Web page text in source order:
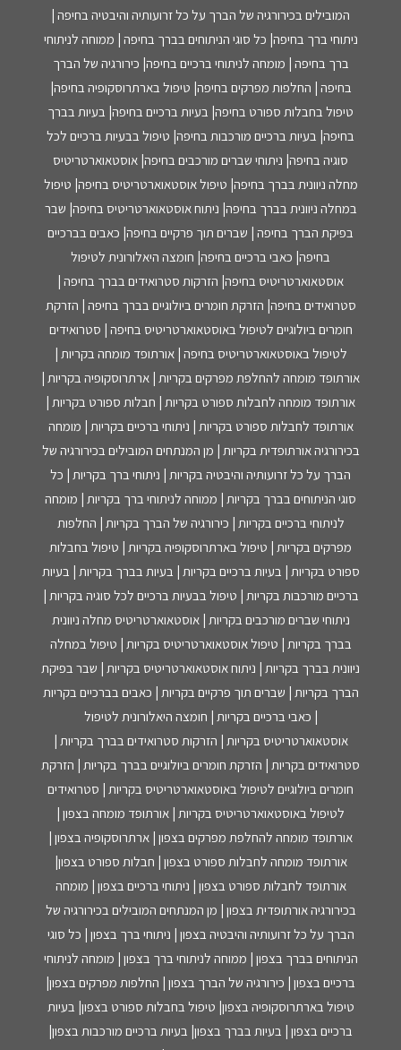
המובילים בכירורגיה של הברך על כל זרועותיה והיבטיה בחיפה |
ניתוחי ברך בחיפה| כל סוגי הניתוחים בברך בחיפה | ממוחה לניתוחי
ברך בחיפה | מומחה לניתוחי ברכיים בחיפה| כירורגיה של הברך
בחיפה | החלפות מפרקים בחיפה| טיפול בארתרוסקופיה בחיפה|
טיפול בחבלות ספורט בחיפה| בעיות ברכיים בחיפה| בעיות בברך
בחיפה| בעיות ברכיים מורכבות בחיפה| טיפול בבעיות ברכיים לכל
סוגיה בחיפה| ניתוחי שברים מורכבים בחיפה| אוסטאוארטריטיס
מחלה ניוונית בברך בחיפה| טיפול אוסטאוארטריטיס בחיפה| טיפול
במחלה ניוונית בברך בחיפה| ניתוח אוסטאוארטריטיס בחיפה| שבר
בפיקת הברך בחיפה | שברים תוך פרקיים בחיפה| כאבים בברכיים
בחיפה| כאבי ברכיים בחיפה| חומצה היאלורונית לטיפול
אוסטאוארטריטיס בחיפה| הזרקות סטרואידים בברך בחיפה |
סטרואידים בחיפה| הזרקת חומרים ביולוגיים בברך בחיפה | הזרקת
חומרים ביולוגיים לטיפול באוסטאוארטריטיס בחיפה | סטרואידים
לטיפול באוסטאוארטריטיס בחיפה | אורתופד מומחה בקריות |
אורתופד מומחה להחלפת מפרקים בקריות | ארתרוסקופיה בקריות |
אורתופד מומחה לחבלות ספורט בקריות | חבלות ספורט בקריות |
אורתופד לחבלות ספורט בקריות | ניתוחי ברכיים בקריות | מומחה
בכירורגיה אורתופדית בקריות | מן המנתחים המובילים בכירורגיה של
הברך על כל זרועותיה והיבטיה בקריות | ניתוחי ברך בקריות | כל
סוגי הניתוחים בברך בקריות | ממוחה לניתוחי ברך בקריות | מומחה
לניתוחי ברכיים בקריות | כירורגיה של הברך בקריות | החלפות
מפרקים בקריות | טיפול בארתרוסקופיה בקריות | טיפול בחבלות
ספורט בקריות | בעיות ברכיים בקריות | בעיות בברך בקריות | בעיות
ברכיים מורכבות בקריות | טיפול בבעיות ברכיים לכל סוגיה בקריות |
ניתוחי שברים מורכבים בקריות | אוסטאוארטריטיס מחלה ניוונית
בברך בקריות | טיפול אוסטאוארטריטיס בקריות | טיפול במחלה
ניוונית בברך בקריות | ניתוח אוסטאוארטריטיס בקריות | שבר בפיקת
הברך בקריות | שברים תוך פרקיים בקריות | כאבים בברכיים בקריות
| כאבי ברכיים בקריות | חומצה היאלורונית לטיפול
אוסטאוארטריטיס בקריות | הזרקות סטרואידים בברך בקריות |
סטרואידים בקריות | הזרקת חומרים ביולוגיים בברך בקריות | הזרקת
חומרים ביולוגיים לטיפול באוסטאוארטריטיס בקריות | סטרואידים
לטיפול באוסטאוארטריטיס בקריות | אורתופד מומחה בצפון |
אורתופד מומחה להחלפת מפרקים בצפון | ארתרוסקופיה בצפון |
אורתופד מומחה לחבלות ספורט בצפון | חבלות ספורט בצפון|
אורתופד לחבלות ספורט בצפון | ניתוחי ברכיים בצפון | מומחה
בכירורגיה אורתופדית בצפון | מן המנתחים המובילים בכירורגיה של
הברך על כל זרועותיה והיבטיה בצפון | ניתוחי ברך בצפון | כל סוגי
הניתוחים בברך בצפון | ממוחה לניתוחי ברך בצפון | מומחה לניתוחי
ברכיים בצפון | כירורגיה של הברך בצפון | החלפות מפרקים בצפון|
טיפול בארתרוסקופיה בצפון| טיפול בחבלות ספורט בצפון| בעיות
ברכיים בצפון | בעיות בברך בצפון| בעיות ברכיים מורכבות בצפון|